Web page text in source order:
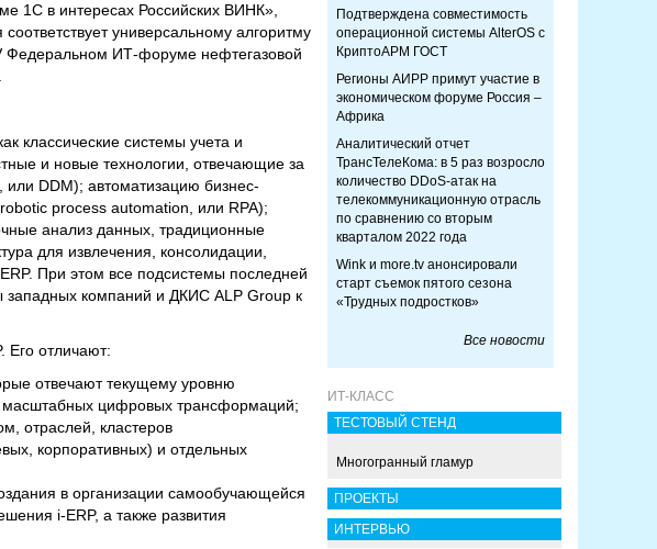
1С в интересах Российских ВИНК»,
универсальному алгоритму
Федеральном ИТ-форуме нефтегазовой
классические системы учета и
и новые технологии, отвечающие за
DDM); автоматизацию бизнес-
process automation, или RPA);
анализ данных, традиционные
для извлечения, консолидации,
При этом все подсистемы последней
западных компаний и ДКИС ALP Group к
Его отличают:
отвечают текущему уровню
масштабных цифровых трансформаций;
отраслей, кластеров
корпоративных) и отдельных
в организации самообучающейся
i-ERP, а также развития
Подтверждена совместимость
операционной системы AlterOS с
КриптоАРМ ГОСТ
Регионы АИРР примут участие в
экономическом форуме Россия –
Африка
Аналитический отчет
ТрансТелеКома: в 5 раз возросло
количество DDoS-атак на
телекоммуникационную отрасль
по сравнению со вторым
кварталом 2022 года
Wink и more.tv анонсировали
старт съемок пятого сезона
«Трудных подростков»
Все новости
ИТ-КЛАСС
ТЕСТОВЫЙ СТЕНД
Многогранный гламур
ПРОЕКТЫ
ИНТЕРВЬЮ